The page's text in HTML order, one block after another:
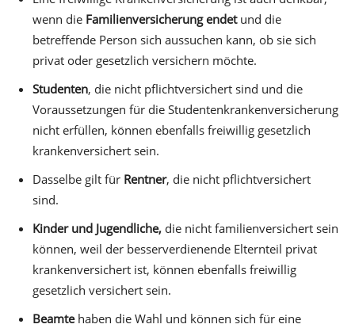
wenn die Familienversicherung endetund die
betreffende Person sich aussuchen kann, ob sie sich
privat oder gesetzlich versichern möchte.
Studenten, die nicht pflichtversichert sind und die
Voraussetzungen für die Studentenkrankenversicherung
nicht erfüllen, können ebenfalls freiwillig gesetzlich
krankenversichert sein.
Dasselbe gilt für Rentner, die nicht pflichtversichert
sind.
Kinder und Jugendliche, die nicht familienversichert sein
können, weil der besserverdienende Elternteil privat
krankenversichert ist, können ebenfalls freiwillig
gesetzlich versichert sein.
Beamtehaben die Wahl und können sich für eine